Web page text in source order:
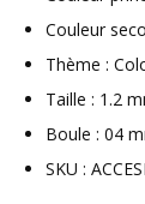
Couleur
Thème :
Taille : 1.2
Boule : 04
SKU :